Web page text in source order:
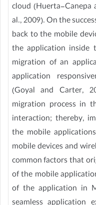
cloud (Huerta-Canepa
al., 2009). On the
back to the mobile
the application inside
migration of an
application
(Goyal and Carter,
migration process in
interaction; thereby,
the mobile
mobile devices and
common factors that
of the mobile
of the application in